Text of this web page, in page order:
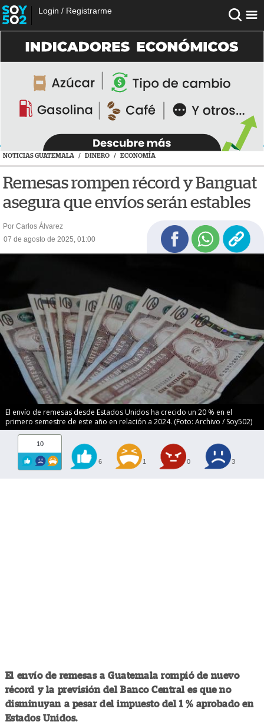
Login / Registrarme
NOTICIAS GUATEMALA / DINERO / ECONOMÍA
Remesas rompen récord y Banguat
asegura que envíos serán estables
Por Carlos Álvarez
07 de agosto de 2025, 01:00
El envío de remesas desde Estados Unidos ha crecido un 20 % en el
primero semestre de este año en relación a 2024. (Foto: Archivo / Soy502)
10
6 1 0 3
El envío de remesas a Guatemala rompió de nuevo
récord y la previsión del Banco Central es que no
disminuyan a pesar del impuesto del 1 % aprobado en
Estados Unidos.